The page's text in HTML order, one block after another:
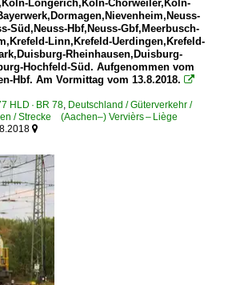
Longerich,Köln-Chorweiler,Köln-
Süd,Neuss-Hbf,Neuss-Gbf,Meerbusch-
Linn,Krefeld-Uerdingen,Krefeld-
Rheinhausen,Duisburg-
Hochfeld-Süd. Aufgenommen vom
Hbf. Am Vormittag vom 13.8.2018. 
HLD · BR 78, Deutschland / Güterverkehr /
/ Strecke (Aachen–) Vervièrs – Liège
